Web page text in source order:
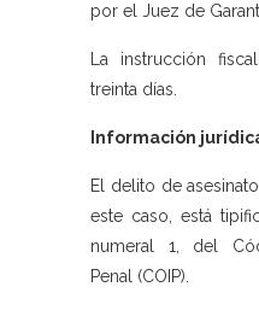
por el Juez de
La instrucción
treinta días.
Información
El delito de
este caso, está
numeral 1, del
Penal (COIP).